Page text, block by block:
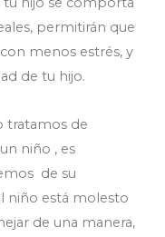
permitirán que
menos estrés, y
de tu hijo.
tratamos de
niño , es
de su
niño está molesto
de una manera,